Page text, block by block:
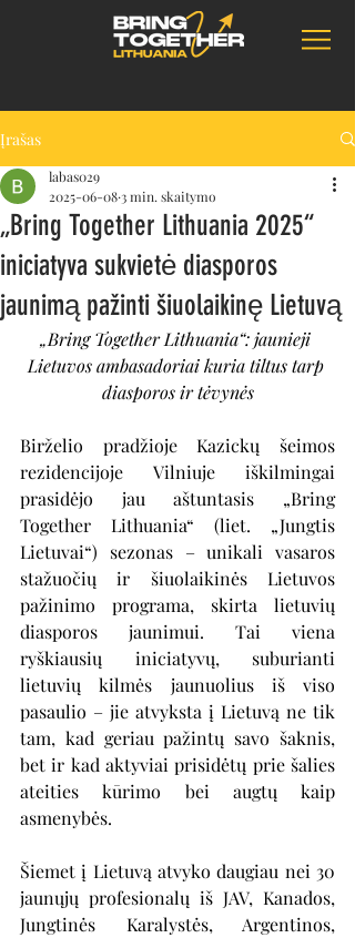
Įrašas
„Bring Together Lithuania 2025“
iniciatyva sukvietė diasporos
jaunimą pažinti šiuolaikinę Lietuvą
labas029
2025-06-08 3 min. skaitymo
„Bring Together Lithuania“: jaunieji
Lietuvos ambasadoriai kuria tiltus tarp
diasporos ir tėvynės
Birželio pradžioje Kazickų šeimos
rezidencijoje Vilniuje iškilmingai
prasidėjo jau aštuntasis „Bring
Together Lithuania“ (liet. „Jungtis
Lietuvai“) sezonas – unikali vasaros
stažuočių ir šiuolaikinės Lietuvos
pažinimo programa, skirta lietuvių
diasporos jaunimui. Tai viena
ryškiausių iniciatyvų, suburianti
lietuvių kilmės jaunuolius iš viso
pasaulio – jie atvyksta į Lietuvą ne tik
tam, kad geriau pažintų savo šaknis,
bet ir kad aktyviai prisidėtų prie šalies
ateities kūrimo bei augtų kaip
asmenybės.
Šiemet į Lietuvą atvyko daugiau nei 30
jaunųjų profesionalų iš JAV, Kanados,
Jungtinės Karalystės, Argentinos,